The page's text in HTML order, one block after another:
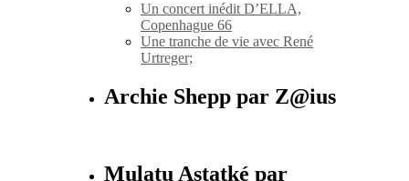
Un concert inédit D’ELLA,
Copenhague 66
Une tranche de vie avec René
Urtreger;
Archie Shepp par Z@ius
Mulatu Astatké par